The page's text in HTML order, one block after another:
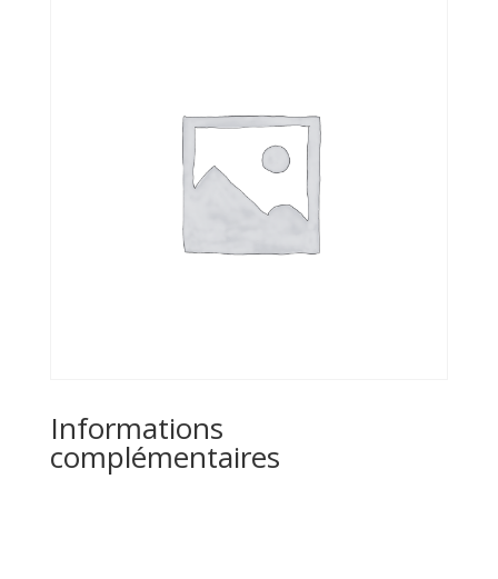
Informations
complémentaires